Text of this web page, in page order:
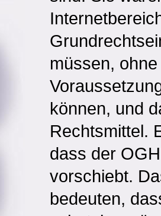
müssen,
können, und
Rechtsmittel.
dass der
vorschiebt.
bedeuten,